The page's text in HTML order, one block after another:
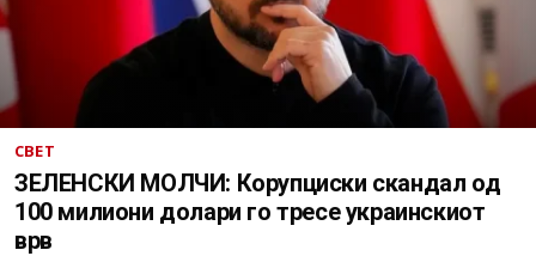
СВЕТ
ЗЕЛЕНСКИ МОЛЧИ: Корупциски скандал од
100 милиони долари го тресе украинскиот
врв